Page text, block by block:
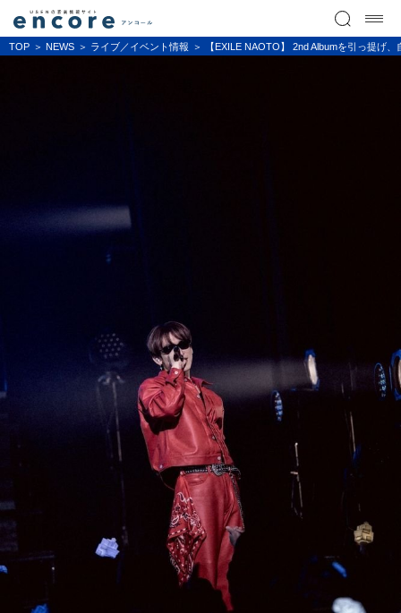
TOP NEWS ライブ／イベント情報 【EXILE NAOTO】 2nd Albumを引っ提げ